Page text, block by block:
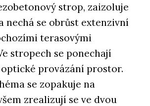
strop, zaizoluje
nechá se obrůst extenzivní
terasovými
stropech se ponechají
provázání prostor.
se zopakuje na
zrealizují se ve dvou